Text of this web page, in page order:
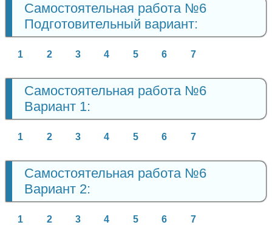
Самостоятельная работа №6
Подготовительный вариант:
1 2 3 4 5 6 7
Самостоятельная работа №6
Вариант 1:
1 2 3 4 5 6 7
Самостоятельная работа №6
Вариант 2:
1 2 3 4 5 6 7